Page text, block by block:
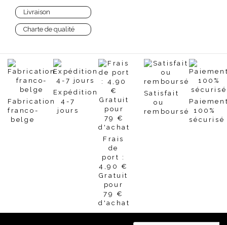
Livraison
Charte de qualité
Fabrication
franco-
belge
Expédition
4-7
jours
Frais
de
port :
4,90 €
Gratuit
pour
79 €
d'achat
Satisfait
ou
remboursé
100%
sécurisé